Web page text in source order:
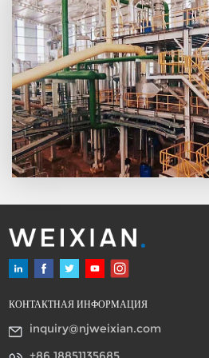
жидкости в сосуде. Обычно
время старения
устанавливается равным 30
минутам; когда требуется
более высокий процент
активного вещества,
например, 97,5% - 98%
LABSA, время старения
может быть установлено на
45 - 60 минут. Помимо
энергопотребление и
обслуживанию снижаются
благодаря характеру
статического оборудования.
КОНТАКТНАЯ ИНФОРМАЦИЯ
inquiry@njweixian.com